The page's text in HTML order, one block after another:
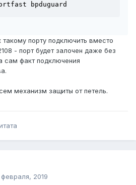
bpduguard
порту подключить вместо
- порт будет залочен даже без
сам факт подключения
механизм защиты от петель.
февраля, 2019